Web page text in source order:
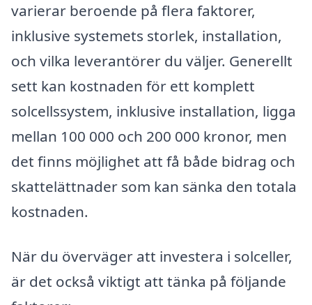
varierar beroende på flera faktorer,
inklusive systemets storlek, installation,
och vilka leverantörer du väljer. Generellt
sett kan kostnaden för ett komplett
solcellssystem, inklusive installation, ligga
mellan 100 000 och 200 000 kronor, men
det finns möjlighet att få både bidrag och
skattelättnader som kan sänka den totala
kostnaden.
När du överväger att investera i solceller,
är det också viktigt att tänka på följande